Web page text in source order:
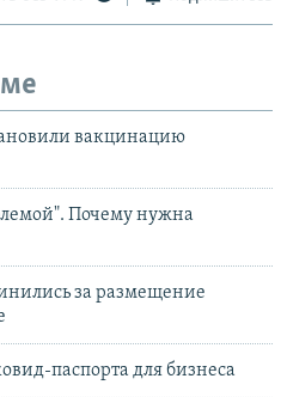
вакцинацию
Почему нужна
за размещение
паспорта для бизнеса